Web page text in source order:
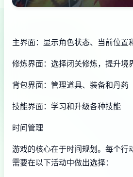
主界面：显示角色状态、当前位置
修炼界面：选择闭关修炼，提升境
背包界面：管理道具、装备和丹药
技能界面：学习和升级各种技能
时间管理
游戏的核心在于时间规划。每个行
需要在以下活动中做出选择：